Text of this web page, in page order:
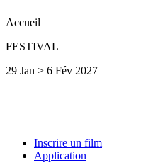
Accueil
FESTIVAL
29 Jan > 6 Fév 2027
Inscrire un film
Application